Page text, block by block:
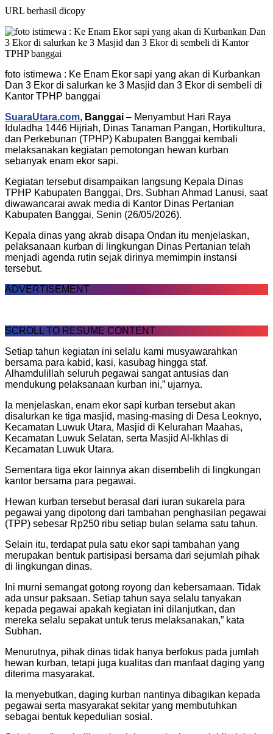
URL berhasil dicopy
foto istimewa : Ke Enam Ekor sapi yang akan di Kurbankan
Dan 3 Ekor di salurkan ke 3 Masjid dan 3 Ekor di sembeli di
Kantor TPHP banggai
SuaraUtara.com, Banggai – Menyambut Hari Raya
Iduladha 1446 Hijriah, Dinas Tanaman Pangan, Hortikultura,
dan Perkebunan (TPHP) Kabupaten Banggai kembali
melaksanakan kegiatan pemotongan hewan kurban
sebanyak enam ekor sapi.
Kegiatan tersebut disampaikan langsung Kepala Dinas
TPHP Kabupaten Banggai, Drs. Subhan Ahmad Lanusi, saat
diwawancarai awak media di Kantor Dinas Pertanian
Kabupaten Banggai, Senin (26/05/2026).
Kepala dinas yang akrab disapa Ondan itu menjelaskan,
pelaksanaan kurban di lingkungan Dinas Pertanian telah
menjadi agenda rutin sejak dirinya memimpin instansi
tersebut.
ADVERTISEMENT
SCROLL TO RESUME CONTENT
Setiap tahun kegiatan ini selalu kami musyawarahkan
bersama para kabid, kasi, kasubag hingga staf.
Alhamdulillah seluruh pegawai sangat antusias dan
mendukung pelaksanaan kurban ini,” ujarnya.
Ia menjelaskan, enam ekor sapi kurban tersebut akan
disalurkan ke tiga masjid, masing-masing di Desa Leoknyo,
Kecamatan Luwuk Utara, Masjid di Kelurahan Maahas,
Kecamatan Luwuk Selatan, serta Masjid Al-Ikhlas di
Kecamatan Luwuk Utara.
Sementara tiga ekor lainnya akan disembelih di lingkungan
kantor bersama para pegawai.
Hewan kurban tersebut berasal dari iuran sukarela para
pegawai yang dipotong dari tambahan penghasilan pegawai
(TPP) sebesar Rp250 ribu setiap bulan selama satu tahun.
Selain itu, terdapat pula satu ekor sapi tambahan yang
merupakan bentuk partisipasi bersama dari sejumlah pihak
di lingkungan dinas.
Ini murni semangat gotong royong dan kebersamaan. Tidak
ada unsur paksaan. Setiap tahun saya selalu tanyakan
kepada pegawai apakah kegiatan ini dilanjutkan, dan
mereka selalu sepakat untuk terus melaksanakan,” kata
Subhan.
Menurutnya, pihak dinas tidak hanya berfokus pada jumlah
hewan kurban, tetapi juga kualitas dan manfaat daging yang
diterima masyarakat.
Ia menyebutkan, daging kurban nantinya dibagikan kepada
pegawai serta masyarakat sekitar yang membutuhkan
sebagai bentuk kepedulian sosial.